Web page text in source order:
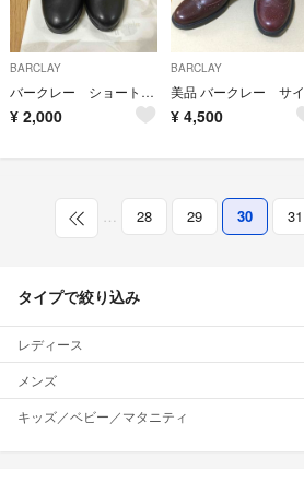
BARCLAY
バークレー ショートブーツ
¥ 2,000
BARCLAY
¥ 4,500
… 28 29 30 31
タイプで絞り込み
レディース
メンズ
キッズ／ベビー／マタニティ